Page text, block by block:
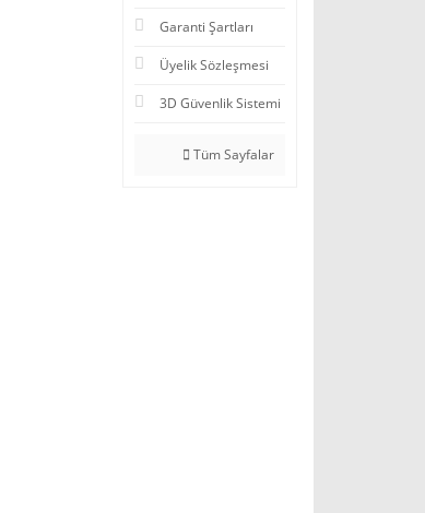
Garanti Şartları
Üyelik Sözleşmesi
3D Güvenlik Sistemi
Tüm Sayfalar